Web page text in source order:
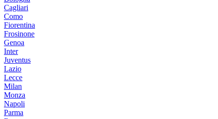
Cagliari
Como
Fiorentina
Frosinone
Genoa
Inter
Juventus
Lazio
Lecce
Milan
Monza
Napoli
Parma